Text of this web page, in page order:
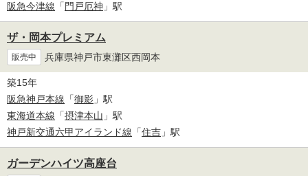
阪急今津線 「 門戸厄神 」駅
ザ・岡本プレミアム
販売中 兵庫県神戸市東灘区西岡本
築15年
阪急神戸本線 「御影 」駅
東海道本線 「摂津本山 」駅
神戸新交通六甲アイランド線 「住吉 」駅
ガーデンハイツ高座台